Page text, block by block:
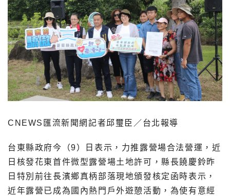
CNEWS匯流新聞網記者邱璽臣／台北報導
台東縣政府今（9）日表示，力推露營場合法營運，近
日核發花東首件微型露營場土地許可，縣長饒慶鈴昨
日特別前往長濱鄉真柄部落現地頒發核定函時表示，
近年露營已成為國內熱門戶外遊憩活動，為使有意經